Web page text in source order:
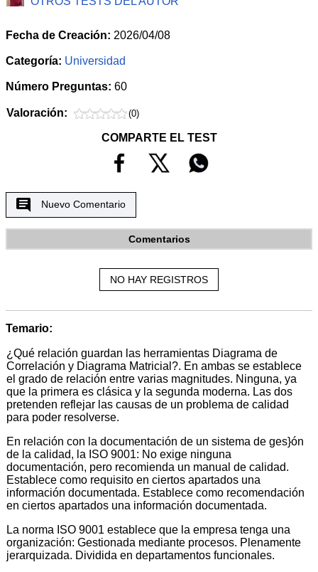
Fecha de Creación: 2026/04/08
Categoría: Universidad
Número Preguntas: 60
Valoración: (0)
COMPARTE EL TEST
Nuevo Comentario
Comentarios
NO HAY REGISTROS
Temario:
¿Qué relación guardan las herramientas Diagrama de
Correlación y Diagrama Matricial?. En ambas se establece
el grado de relación entre varias magnitudes. Ninguna, ya
que la primera es clásica y la segunda moderna. Las dos
pretenden reflejar las causas de un problema de calidad
para poder resolverse.
En relación con la documentación de un sistema de ges}ón
de la calidad, la ISO 9001: No exige ninguna
documentación, pero recomienda un manual de calidad.
Establece como requisito en ciertos apartados una
información documentada. Establece como recomendación
en ciertos apartados una información documentada.
La norma ISO 9001 establece que la empresa tenga una
organización: Gestionada mediante procesos. Plenamente
jerarquizada. Dividida en departamentos funcionales.